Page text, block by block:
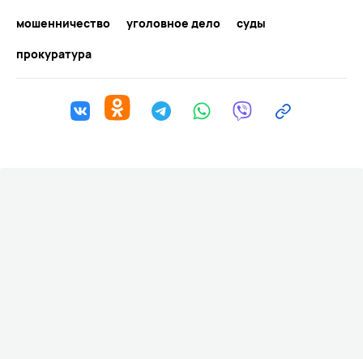
мошенничество уголовное дело
суды
прокуратура